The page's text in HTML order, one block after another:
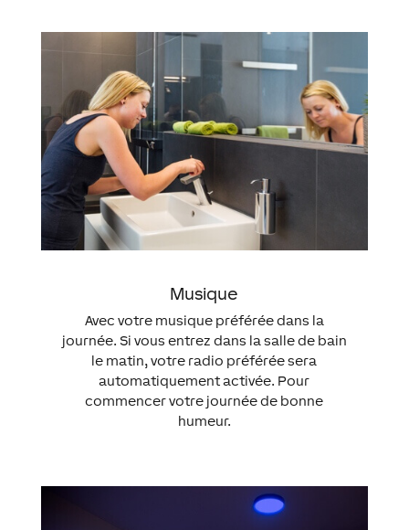
Musique
Avec votre musique préférée dans la
journée. Si vous entrez dans la salle de bain
le matin, votre radio préférée sera
automatiquement activée. Pour
commencer votre journée de bonne
humeur.